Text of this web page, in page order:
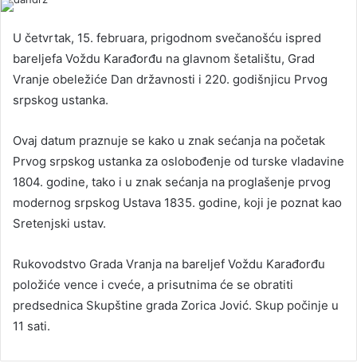
U četvrtak, 15. februara, prigodnom svečanošću ispred
bareljefa Voždu Karađorđu na glavnom šetalištu, Grad
Vranje obeležiće Dan državnosti i 220. godišnjicu Prvog
srpskog ustanka.
Ovaj datum praznuje se kako u znak sećanja na početak
Prvog srpskog ustanka za oslobođenje od turske vladavine
1804. godine, tako i u znak sećanja na proglašenje prvog
modernog srpskog Ustava 1835. godine, koji je poznat kao
Sretenjski ustav.
Rukovodstvo Grada Vranja na bareljef Voždu Karađorđu
položiće vence i cveće, a prisutnima će se obratiti
predsednica Skupštine grada Zorica Jović. Skup počinje u
11 sati.